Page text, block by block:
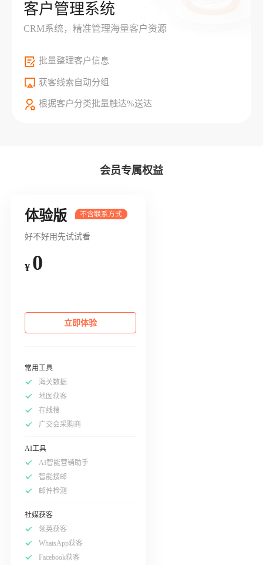
客户管理系统
CRM系统，精准管理海量客户资源
批量整理客户信息
获客线索自动分组
根据客户分类批量触达%送达
会员专属权益
体验版
好不好用先试试看
¥ 0
立即体验
常用工具
海关数据
地图获客
在线搜
广交会采购商
AI工具
AI智能营销助手
智能搜邮
邮件检测
社媒获客
领英获客
WhatsApp获客
Facebook获客